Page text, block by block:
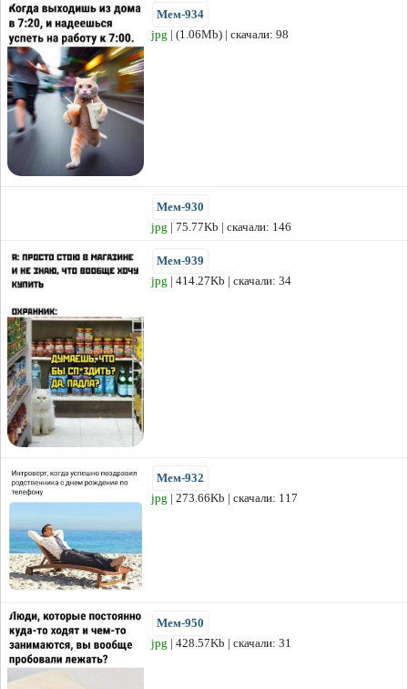
Мем-934
jpg | (1.06Mb) | скачали: 98
Мем-930
jpg | 75.77Kb | скачали: 146
Мем-939
jpg | 414.27Kb | скачали: 34
Мем-932
jpg | 273.66Kb | скачали: 117
Мем-950
jpg | 428.57Kb | скачали: 31